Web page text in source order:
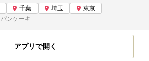
千葉 埼玉
東京
パンケーキ
アプリで開く